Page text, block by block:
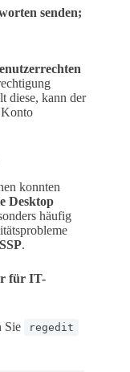
senden;
diese, kann der
Konto
konnten
Desktop
häufig
.
für IT-
Sie regedit